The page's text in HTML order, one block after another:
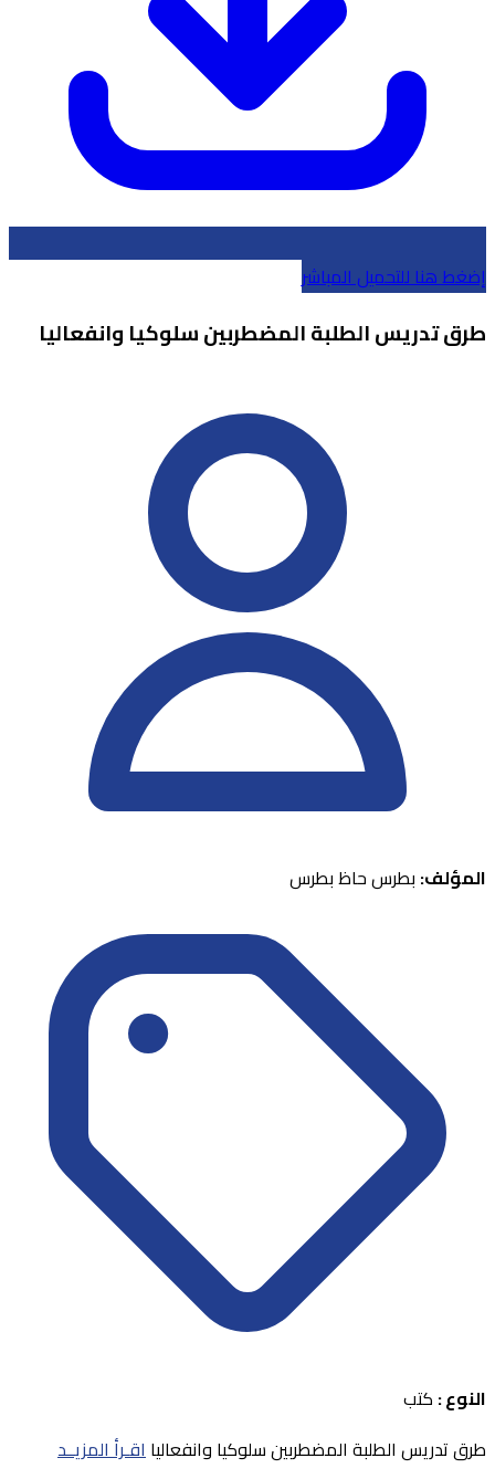
إضغط هنا للتحميل المباشر
طرق تدريس الطلبة المضطربين سلوكيا وانفعاليا
المؤلف: بطرس حاظ بطرس
النوع : كتب
طرق تدريس الطلبة المضطربين سلوكيا وانفعاليااقـرأ المزيــد